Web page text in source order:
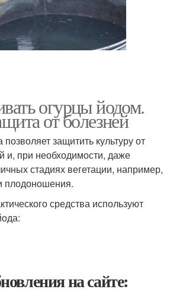
огурцы йодом.
от болезней
защитить культуру от
и, при необходимости, даже
стадиях вегетации, например,
плодоношения.
средства используют
на сайте: